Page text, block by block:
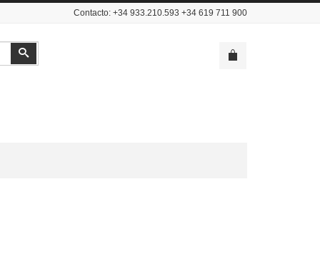
Contacto: +34 933.210.593 +34 619 711 900
Buscar